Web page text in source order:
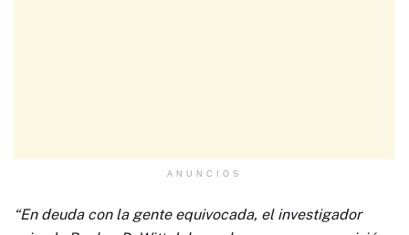
ANUNCIOS
“En deuda con la gente equivocada, el investigador